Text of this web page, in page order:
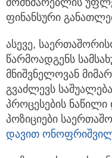
მომხმარებლის
ფინანსური
ასევე,
წარმოადგენს
მნიშვნელოვან
გვაძლევს
პროცესების
პოზიციები
დავით